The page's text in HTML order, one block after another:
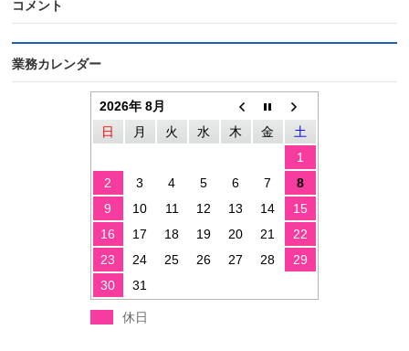
コメント
業務カレンダー
2026年 8月
日
月 火 水 木 金
土
1
2
3 4 5 6 7
8
9
10 11 12 13 14
15
16
17 18 19 20 21
22
23
24 25 26 27 28
29
30
31
休日